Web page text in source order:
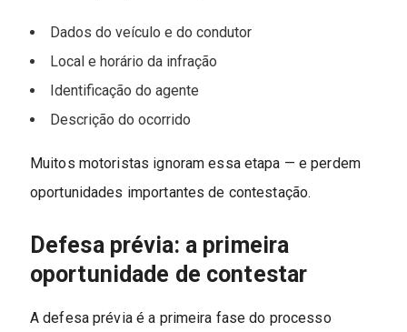
Dados do veículo e do condutor
Local e horário da infração
Identificação do agente
Descrição do ocorrido
Muitos motoristas ignoram essa etapa — e perdem
oportunidades importantes de contestação.
Defesa prévia: a primeira
oportunidade de contestar
A defesa prévia é a primeira fase do processo